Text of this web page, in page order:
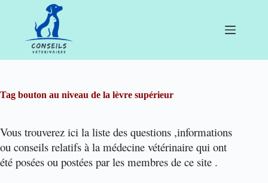
Tag bouton au niveau de la lèvre supérieur
Vous trouverez ici la liste des questions ,informations
ou conseils relatifs à la médecine vétérinaire qui ont
été posées ou postées par les membres de ce site .